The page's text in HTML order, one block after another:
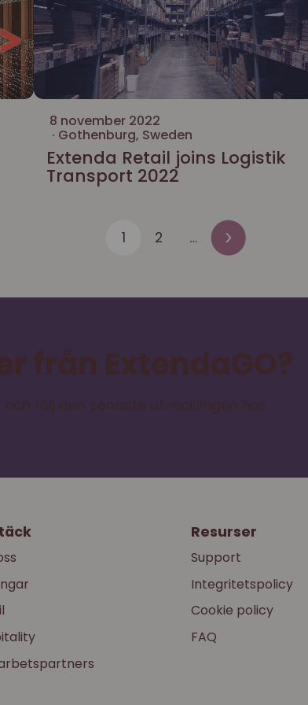
Extenda Retail joins Logistik
Transport 2022
8 november 2022
Gothenburg, Sweden
1 2 …
från ExtendaGO?
följ den senaste utvecklingen hos
Resurser
Support
Integritetspolicy
Cookie policy
FAQ